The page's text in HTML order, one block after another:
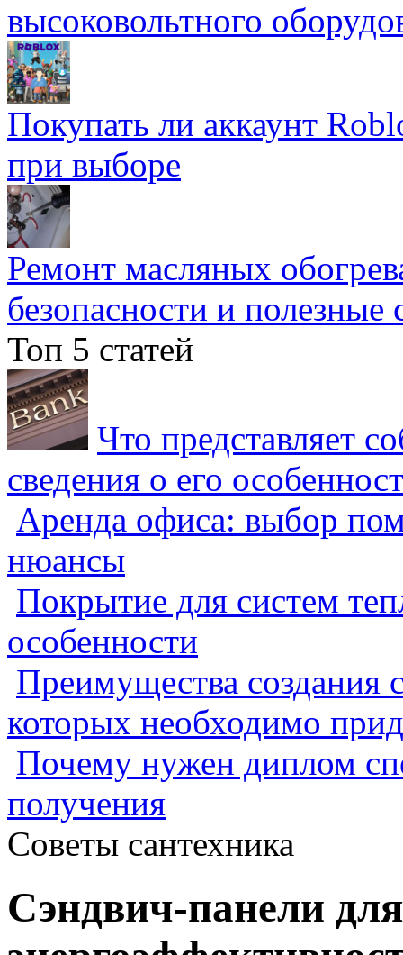
высоковольтного
Покупать ли аккаунт
при выборе
Ремонт масляных
безопасности и полезные
Топ 5 статей
Что представляет
сведения о его
Аренда офиса: выбор
нюансы
Покрытие для систем
особенности
Преимущества создания
которых необходимо
Почему нужен диплом
получения
Советы сантехника
Сэндвич-панели